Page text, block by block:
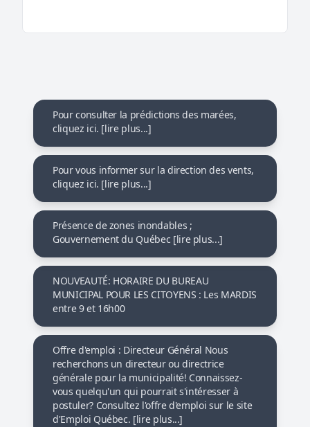
Pour consulter la prédictions des marées,
cliquez ici. [lire plus...]
Pour vous informer sur la direction des vents,
cliquez ici. [lire plus...]
Présence de zones inondables ;
Gouvernement du Québec [lire plus...]
NOUVEAUTÉ: HORAIRE DU BUREAU
MUNICIPAL POUR LES CITOYENS : Les MARDIS
entre 9 et 16h00
Offre d'emploi : Directeur Général Nous
recherchons un directeur ou directrice
générale pour la municipalité! Connaissez-
vous quelqu'un qui pourrait s'intéresser à
postuler? Consultez l'offre d'emploi sur le site
d'Emploi Québec. [lire plus...]